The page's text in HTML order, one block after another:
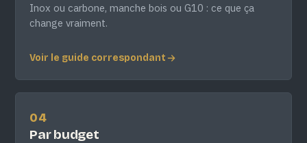
Inox ou carbone, manche bois ou G10 : ce que ça
change vraiment.
Voir le guide correspondant
04
Par budget